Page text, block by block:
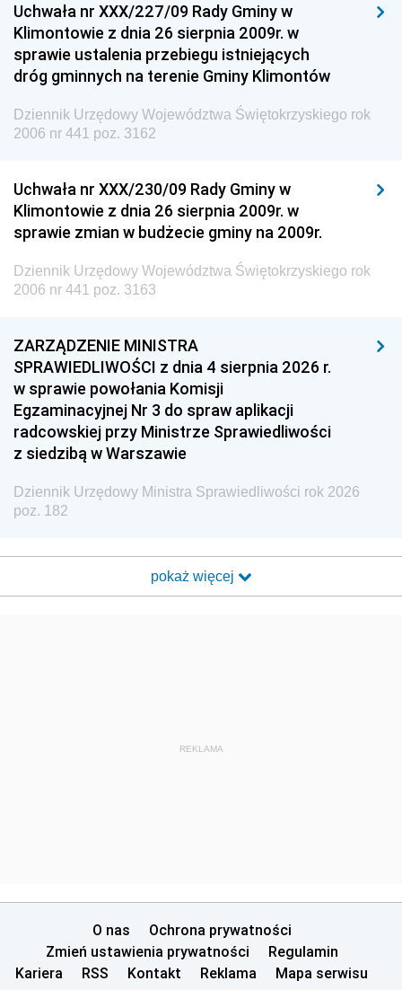
Uchwała nr XXX/227/09 Rady Gminy w
Klimontowie z dnia 26 sierpnia 2009r. w
sprawie ustalenia przebiegu istniejących
dróg gminnych na terenie Gminy Klimontów
Dziennik Urzędowy Województwa Świętokrzyskiego rok
2006 nr 441 poz. 3162
Uchwała nr XXX/230/09 Rady Gminy w
Klimontowie z dnia 26 sierpnia 2009r. w
sprawie zmian w budżecie gminy na 2009r.
Dziennik Urzędowy Województwa Świętokrzyskiego rok
2006 nr 441 poz. 3163
ZARZĄDZENIE MINISTRA
SPRAWIEDLIWOŚCI z dnia 4 sierpnia 2026 r.
w sprawie powołania Komisji
Egzaminacyjnej Nr 3 do spraw aplikacji
radcowskiej przy Ministrze Sprawiedliwości
z siedzibą w Warszawie
Dziennik Urzędowy Ministra Sprawiedliwości rok 2026
poz. 182
pokaż więcej
REKLAMA
O nas
Ochrona prywatności
Zmień ustawienia prywatności
Regulamin
Kariera
RSS Kontakt Reklama Mapa serwisu